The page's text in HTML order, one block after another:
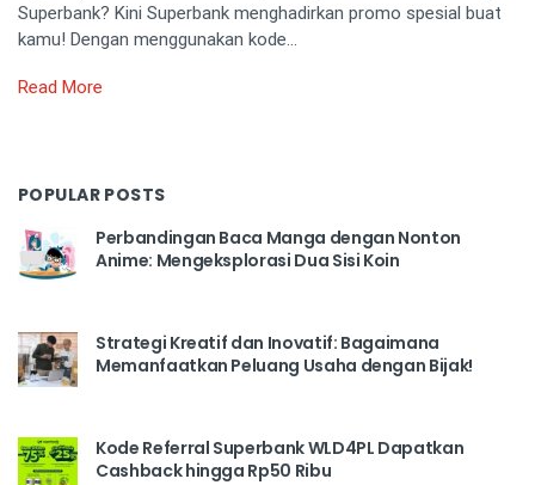
Superbank? Kini Superbank menghadirkan promo spesial buat
kamu! Dengan menggunakan kode…
Read More
POPULAR POSTS
Perbandingan Baca Manga dengan Nonton
Anime: Mengeksplorasi Dua Sisi Koin
Strategi Kreatif dan Inovatif: Bagaimana
Memanfaatkan Peluang Usaha dengan Bijak!
Kode Referral Superbank WLD4PL Dapatkan
Cashback hingga Rp50 Ribu